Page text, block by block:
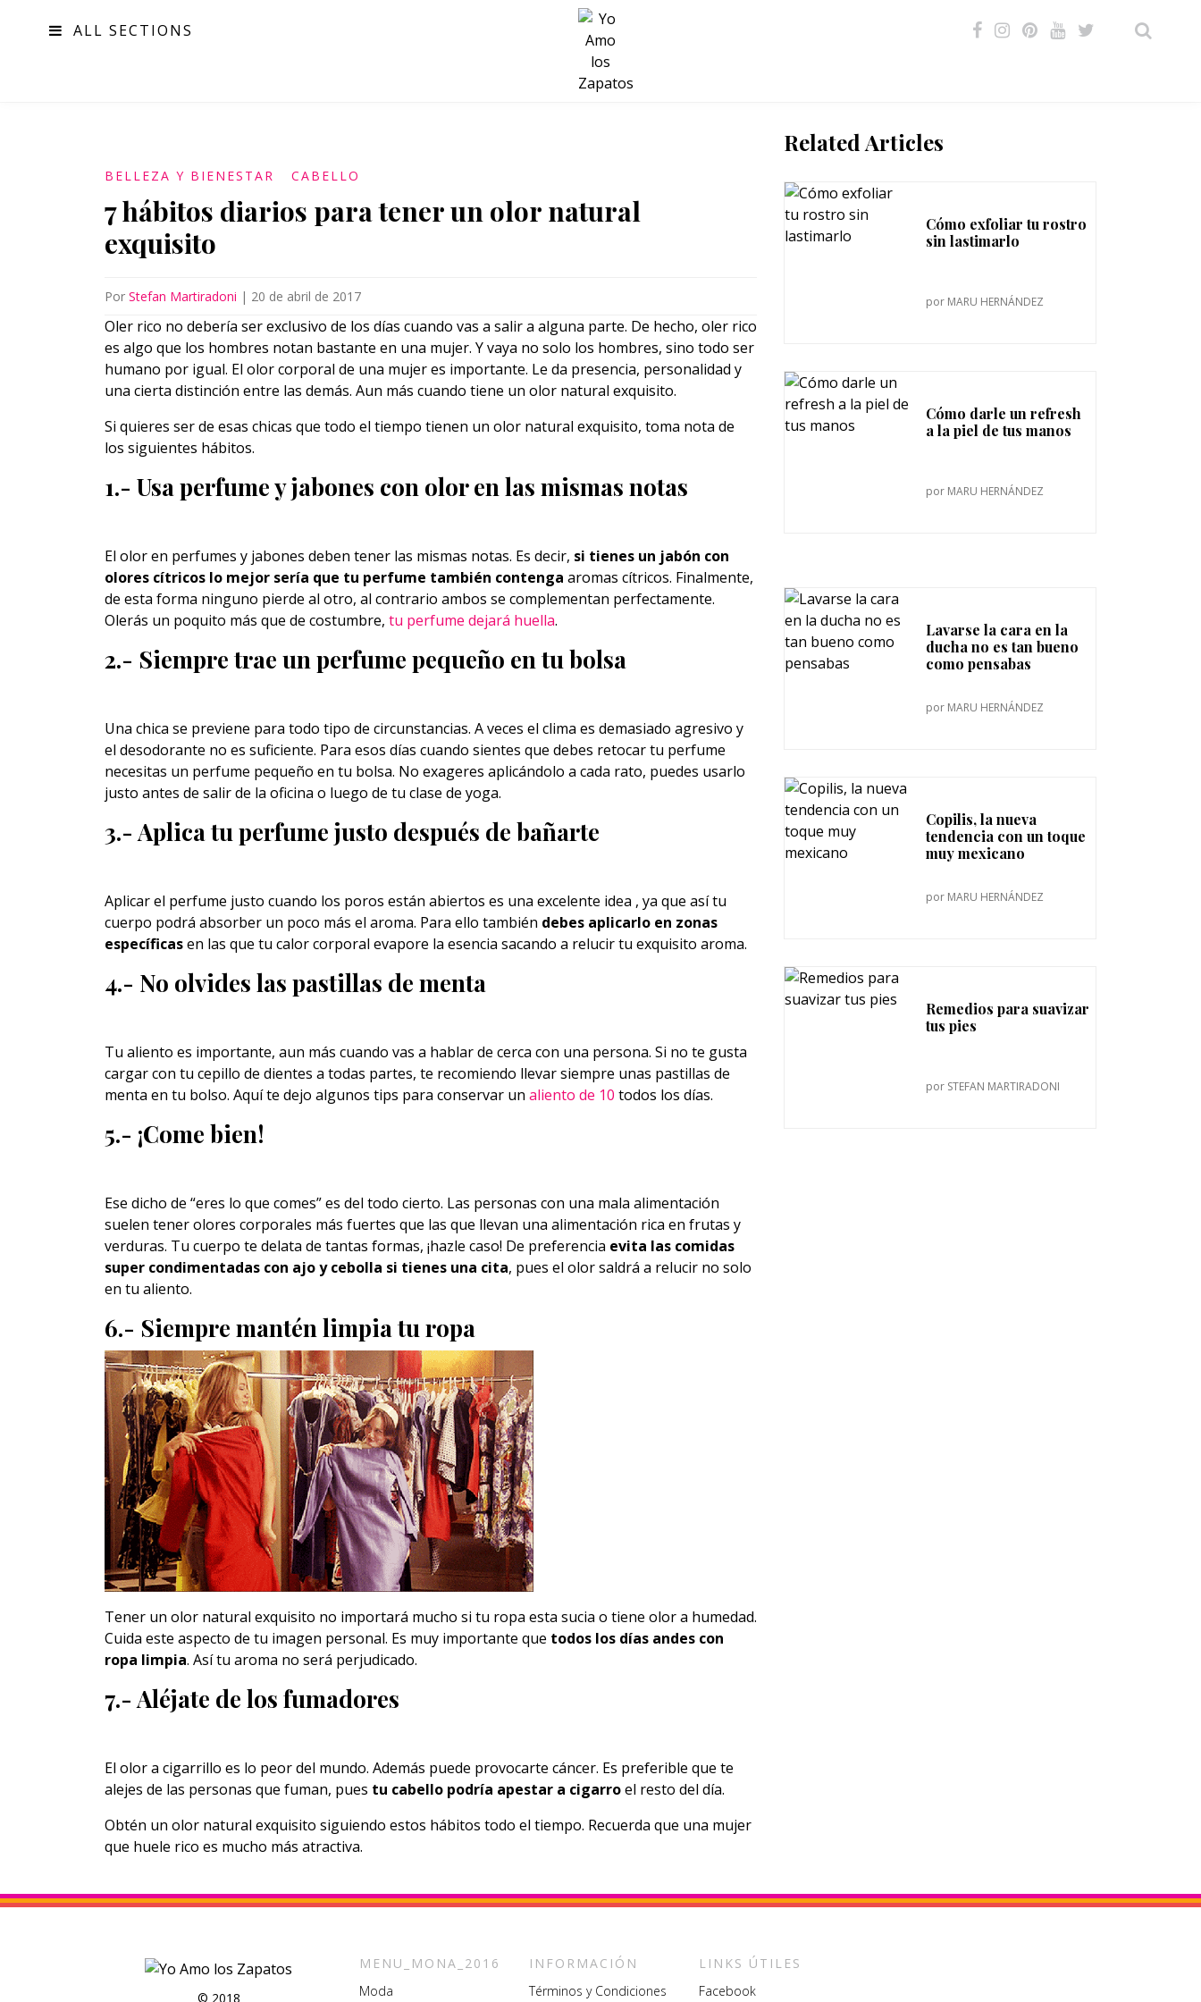
ALL SECTIONS
SALUD
BELLEZA Y BIENESTAR CABELLO
7 hábitos diarios para tener un olor natural
exquisito
Por Stefan Martiradoni | 20 de abril de 2017
Oler rico no debería ser exclusivo de los días cuando vas a salir a alguna parte. De hecho, oler rico
es algo que los hombres notan bastante en una mujer. Y vaya no solo los hombres, sino todo ser
humano por igual. El olor corporal de una mujer es importante. Le da presencia, personalidad y
una cierta distinción entre las demás. Aun más cuando tiene un olor natural exquisito.
Si quieres ser de esas chicas que todo el tiempo tienen un olor natural exquisito, toma nota de
los siguientes hábitos.
1.- Usa perfume y jabones con olor en las mismas notas
El olor en perfumes y jabones deben tener las mismas notas. Es decir, si tienes un jabón con
olores cítricos lo mejor sería que tu perfume también contenga aromas cítricos. Finalmente,
de esta forma ninguno pierde al otro, al contrario ambos se complementan perfectamente.
Olerás un poquito más que de costumbre, tu perfume dejará huella.
2.- Siempre trae un perfume pequeño en tu bolsa
Una chica se previene para todo tipo de circunstancias. A veces el clima es demasiado agresivo y
el desodorante no es suficiente. Para esos días cuando sientes que debes retocar tu perfume
necesitas un perfume pequeño en tu bolsa. No exageres aplicándolo a cada rato, puedes usarlo
justo antes de salir de la oficina o luego de tu clase de yoga.
3.- Aplica tu perfume justo después de bañarte
Aplicar el perfume justo cuando los poros están abiertos es una excelente idea , ya que así tu
cuerpo podrá absorber un poco más el aroma. Para ello también debes aplicarlo en zonas
específicasen las que tu calor corporal evapore la esencia sacando a relucir tu exquisito aroma.
4.- No olvides las pastillas de menta
Tu aliento es importante, aun más cuando vas a hablar de cerca con una persona. Si no te gusta
cargar con tu cepillo de dientes a todas partes, te recomiendo llevar siempre unas pastillas de
menta en tu bolso. Aquí te dejo algunos tips para conservar un aliento de 10 todos los días.
5.- ¡Come bien!
Ese dicho de “eres lo que comes” es del todo cierto. Las personas con una mala alimentación
suelen tener olores corporales más fuertes que las que llevan una alimentación rica en frutas y
verduras. Tu cuerpo te delata de tantas formas, ¡hazle caso! De preferencia evita las comidas
super condimentadas con ajo y cebolla si tienes una cita, pues el olor saldrá a relucir no solo
en tu aliento.
6.- Siempre mantén limpia tu ropa
Tener un olor natural exquisito no importará mucho si tu ropa esta sucia o tiene olor a humedad.
Cuida este aspecto de tu imagen personal. Es muy importante que todos los días andes con
ropa limpia. Así tu aroma no será perjudicado.
7.- Aléjate de los fumadores
El olor a cigarrillo es lo peor del mundo. Además puede provocarte cáncer. Es preferible que te
alejes de las personas que fuman, pues tu cabello podría apestar a cigarroel resto del día.
Obtén un olor natural exquisito siguiendo estos hábitos todo el tiempo. Recuerda que una mujer
que huele rico es mucho más atractiva.
Related Articles
Cómo exfoliar tu rostro
sin lastimarlo
por MARU HERNÁNDEZ
Cómo darle un refresh
a la piel de tus manos
por MARU HERNÁNDEZ
Lavarse la cara en la
ducha no es tan bueno
como pensabas
por MARU HERNÁNDEZ
Copilis, la nueva
tendencia con un toque
muy mexicano
por MARU HERNÁNDEZ
Remedios para suavizar
tus pies
por STEFAN MARTIRADONI
© 2018
MENU_MONA_2016
Moda
INFORMACIÓN
Términos y Condiciones
LINKS ÚTILES
Facebook